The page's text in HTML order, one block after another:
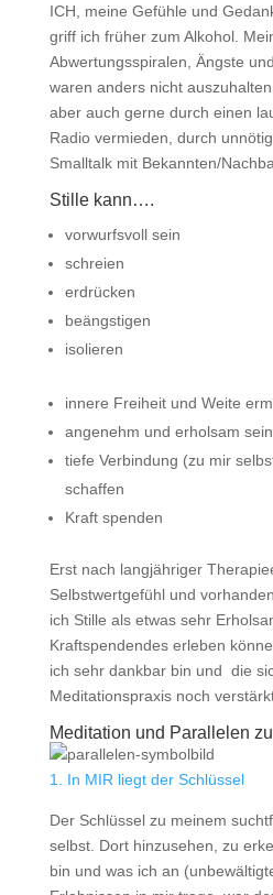
ICH, meine Gefühle und
griff ich früher zum Alkohol.
Abwertungsspiralen, Ängste
waren anders nicht
aber auch gerne durch einen
Radio vermieden, durch
Smalltalk mit Bekannten/
Stille kann….
vorwurfsvoll sein
schreien
erdrücken
beängstigen
isolieren
innere Freiheit und Weite
angenehm und erholsam sein
tiefe Verbindung (zu mir
schaffen
Kraft spenden
Erst nach langjähriger
Selbstwertgefühl und
ich Stille als etwas sehr
Kraftspendendes erleben
ich sehr dankbar bin und die
Meditationspraxis noch
Meditation und Parallelen
1. In MIR liegt der Schlüssel
Der Schlüssel zu meinem
selbst. Dort hinzusehen, zu
bin und was ich an